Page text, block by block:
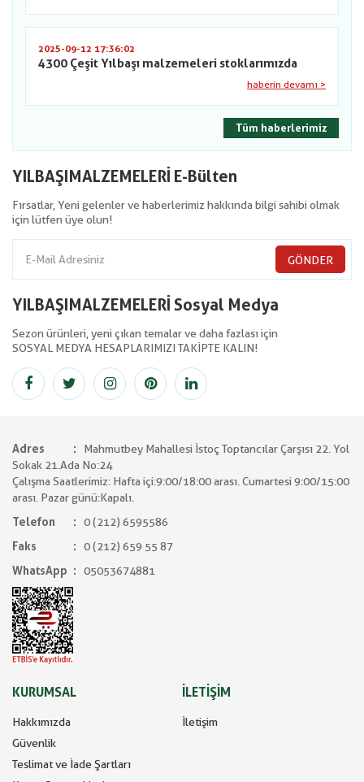
2025-09-12 17:36:02
4300 Çeşit Yılbaşı malzemeleri stoklarımızda
haberin devamı >
Tüm haberlerimiz
YILBAŞIMALZEMELERİ E-Bülten
Fırsatlar, Yeni gelenler ve haberlerimiz hakkında bilgi sahibi olmak
için lütfen üye olun!
GÖNDER
YILBAŞIMALZEMELERİ Sosyal Medya
Sezon ürünleri, yeni çıkan temalar ve daha fazlası için
SOSYAL MEDYA HESAPLARIMIZI TAKİPTE KALIN!
Adres
Mahmutbey Mahallesi İstoç Toptancılar Çarşısı 22. Yol
Sokak 21.Ada No:24
Çalışma Saatlerimiz: Hafta içi:9:00/18:00 arası. Cumartesi 9:00/15:00
arası. Pazar günü:Kapalı.
Telefon
0 (212) 6595586
Faks
0 (212) 659 55 87
WhatsApp
05053674881
KURUMSAL
Hakkımızda
Güvenlik
Teslimat ve İade Şartları
İLETİŞİM
İletişim